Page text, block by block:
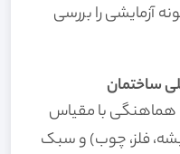
آزمایشی را بررسی
ساختمان
با مقیاس
فلز، چوب) و سبک